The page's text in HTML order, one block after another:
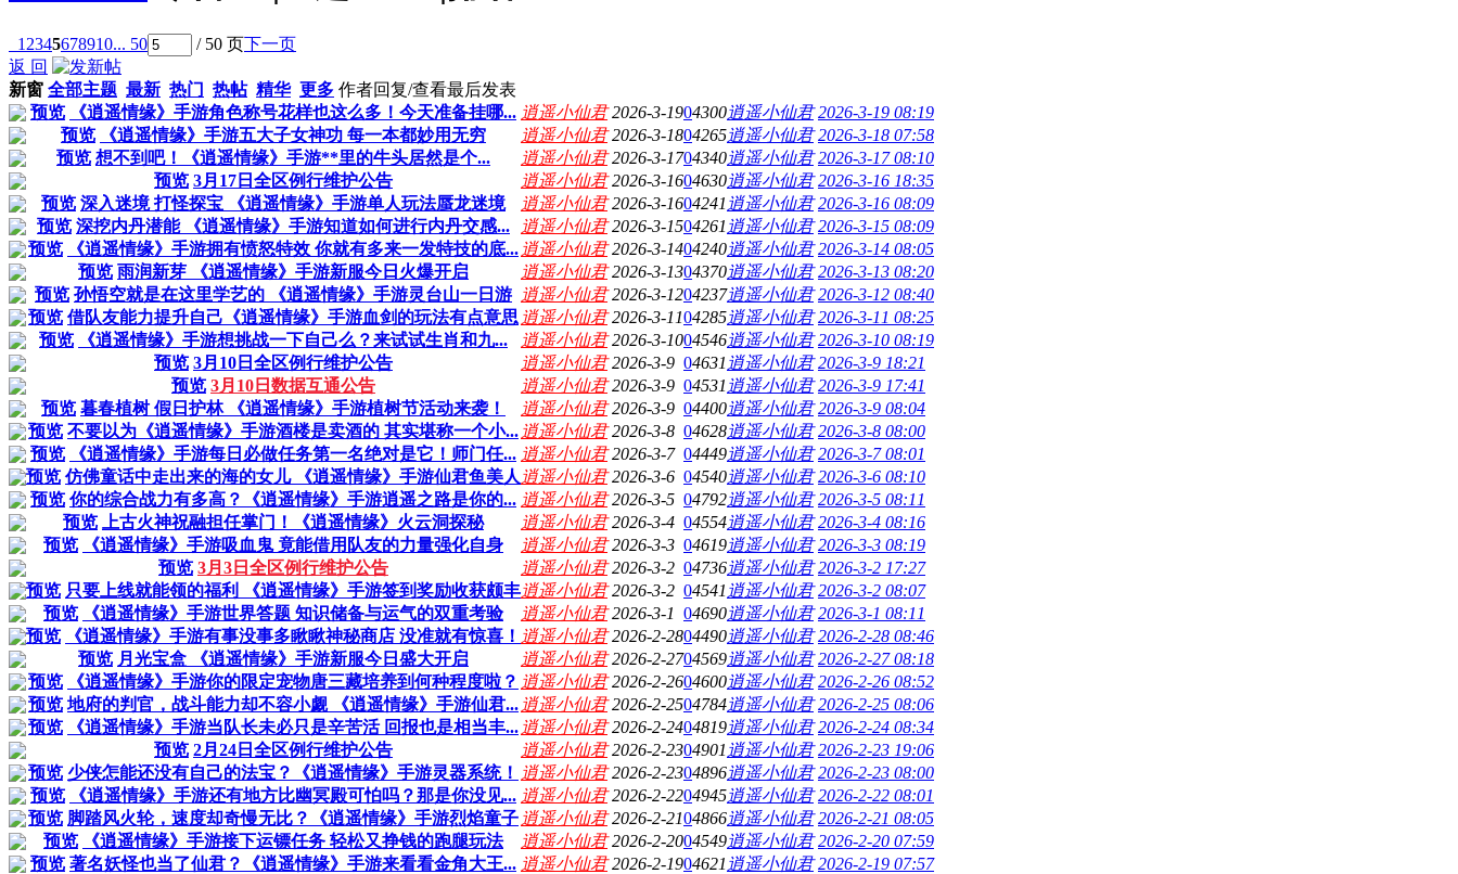
1 2345678910... 50 / 50 页下一页
返 回
新窗 全部主题 最新 热门 热帖 精华 更多 作者回复/查看最后发表
预览
《逍遥情缘》手游角色称号花样也这么多！今天准备挂哪... 逍遥小仙君 2026-3-1904300逍遥小仙君 2026-3-19 08:19
预览
《逍遥情缘》手游五大子女神功 每一本都妙用无穷 逍遥小仙君 2026-3-1804265逍遥小仙君 2026-3-18 07:58
预览 想不到吧！《逍遥情缘》手游**里的牛头居然是个... 逍遥小仙君 2026-3-1704340逍遥小仙君 2026-3-17 08:10
预览 3月17日全区例行维护公告 逍遥小仙君 2026-3-1604630逍遥小仙君 2026-3-16 18:35
预览 深入迷境 打怪探宝 《逍遥情缘》手游单人玩法蜃龙迷境 逍遥小仙君 2026-3-1604241 逍遥小仙君 2026-3-16 08:09
预览 深挖内丹潜能 《逍遥情缘》手游知道如何进行内丹交感... 逍遥小仙君 2026-3-1504261 逍遥小仙君 2026-3-15 08:09
预览
《逍遥情缘》手游拥有愤怒特效 你就有多来一发特技的底... 逍遥小仙君 2026-3-1404240逍遥小仙君 2026-3-14 08:05
预览 雨润新芽 《逍遥情缘》手游新服今日火爆开启 逍遥小仙君 2026-3-1304370逍遥小仙君 2026-3-13 08:20
预览 孙悟空就是在这里学艺的 《逍遥情缘》手游灵台山一日游 逍遥小仙君 2026-3-1204237逍遥小仙君 2026-3-12 08:40
预览 借队友能力提升自己《逍遥情缘》手游血剑的玩法有点意思 逍遥小仙君 2026-3-1104285逍遥小仙君 2026-3-11 08:25
预览
《逍遥情缘》手游想挑战一下自己么？来试试生肖和九... 逍遥小仙君 2026-3-1004546逍遥小仙君 2026-3-10 08:19
预览 3月10日全区例行维护公告 逍遥小仙君 2026-3-9 04631 逍遥小仙君 2026-3-9 18:21
预览 3月10日数据互通公告 逍遥小仙君 2026-3-9 04531 逍遥小仙君 2026-3-9 17:41
预览 暮春植树 假日护林 《逍遥情缘》手游植树节活动来袭！ 逍遥小仙君 2026-3-9 04400逍遥小仙君 2026-3-9 08:04
预览 不要以为《逍遥情缘》手游酒楼是卖酒的 其实堪称一个小... 逍遥小仙君 2026-3-8 04628逍遥小仙君 2026-3-8 08:00
预览
《逍遥情缘》手游每日必做任务第一名绝对是它！师门任... 逍遥小仙君 2026-3-7 04449逍遥小仙君 2026-3-7 08:01
预览 仿佛童话中走出来的海的女儿 《逍遥情缘》手游仙君鱼美人 逍遥小仙君 2026-3-6 04540逍遥小仙君 2026-3-6 08:10
预览 你的综合战力有多高？《逍遥情缘》手游逍遥之路是你的... 逍遥小仙君 2026-3-5 04792逍遥小仙君 2026-3-5 08:11
预览
上古火神祝融担任掌门！《逍遥情缘》火云洞探秘 逍遥小仙君 2026-3-4 04554逍遥小仙君 2026-3-4 08:16
预览
《逍遥情缘》手游吸血鬼 竟能借用队友的力量强化自身 逍遥小仙君 2026-3-3 04619逍遥小仙君 2026-3-3 08:19
预览 3月3日全区例行维护公告 逍遥小仙君 2026-3-2 04736逍遥小仙君 2026-3-2 17:27
预览 只要上线就能领的福利 《逍遥情缘》手游签到奖励收获颇丰逍遥小仙君 2026-3-2 04541 逍遥小仙君 2026-3-2 08:07
预览
《逍遥情缘》手游世界答题 知识储备与运气的双重考验 逍遥小仙君 2026-3-1 04690逍遥小仙君 2026-3-1 08:11
预览
《逍遥情缘》手游有事没事多瞅瞅神秘商店 没准就有惊喜！ 逍遥小仙君 2026-2-2804490逍遥小仙君 2026-2-28 08:46
预览 月光宝盒 《逍遥情缘》手游新服今日盛大开启 逍遥小仙君 2026-2-2704569逍遥小仙君 2026-2-27 08:18
预览
《逍遥情缘》手游你的限定宠物唐三藏培养到何种程度啦？ 逍遥小仙君 2026-2-2604600逍遥小仙君 2026-2-26 08:52
预览 地府的判官，战斗能力却不容小觑 《逍遥情缘》手游仙君... 逍遥小仙君 2026-2-2504784逍遥小仙君 2026-2-25 08:06
预览
《逍遥情缘》手游当队长未必只是辛苦活 回报也是相当丰... 逍遥小仙君 2026-2-2404819逍遥小仙君 2026-2-24 08:34
预览 2月24日全区例行维护公告 逍遥小仙君 2026-2-2304901 逍遥小仙君 2026-2-23 19:06
预览 少侠怎能还没有自己的法宝？《逍遥情缘》手游灵器系统！ 逍遥小仙君 2026-2-2304896逍遥小仙君 2026-2-23 08:00
预览
《逍遥情缘》手游还有地方比幽冥殿可怕吗？那是你没见... 逍遥小仙君 2026-2-2204945逍遥小仙君 2026-2-22 08:01
预览 脚踏风火轮，速度却奇慢无比？《逍遥情缘》手游烈焰童子 逍遥小仙君 2026-2-2104866逍遥小仙君 2026-2-21 08:05
预览
《逍遥情缘》手游接下运镖任务 轻松又挣钱的跑腿玩法 逍遥小仙君 2026-2-2004549逍遥小仙君 2026-2-20 07:59
预览 著名妖怪也当了仙君？《逍遥情缘》手游来看看金角大王... 逍遥小仙君 2026-2-1904621 逍遥小仙君 2026-2-19 07:57